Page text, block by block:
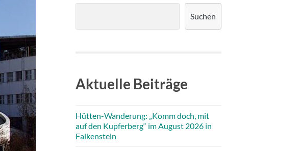
Suchen
Aktuelle Beiträge
Hütten-Wanderung: „Komm doch, mit
auf den Kupferberg“ im August 2026 in
Falkenstein